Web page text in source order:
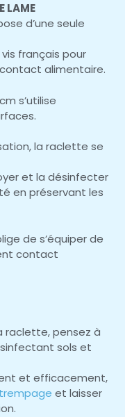
LAME
d’une seule
français pour
alimentaire.
s’utilise
la raclette se
et la désinfecter
en préservant les
de s’équiper de
contact
raclette, pensez à
sols et
et efficacement,
et laisser